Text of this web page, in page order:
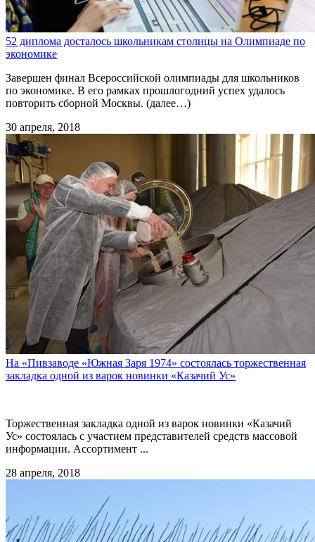
52 диплома досталось школьникам столицы на Олимпиаде по
экономике
Завершен финал Всероссийской олимпиады для школьников
по экономике. В его рамках прошлогодний успех удалось
повторить сборной Москвы. (далее…)
30 апреля, 2018
На «Пивзаводе «Южная Заря 1974» состоялась торжественная
закладка одной из варок новинки «Казачий Ус»
Торжественная закладка одной из варок новинки «Казачий
Ус» состоялась с участием представителей средств массовой
информации. Ассортимент ...
28 апреля, 2018